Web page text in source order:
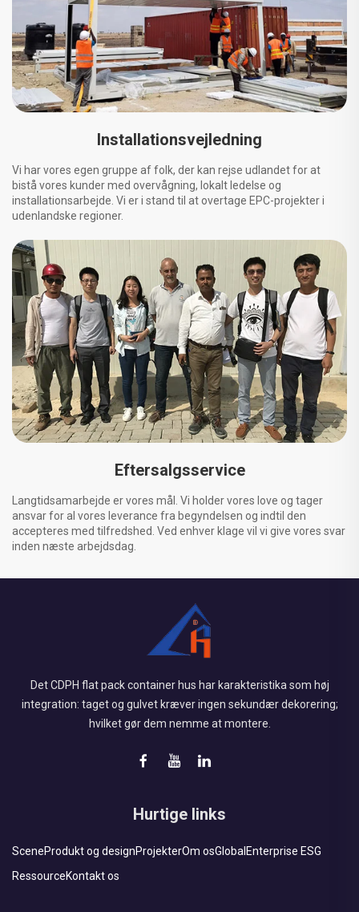
Installationsvejledning
Vi har vores egen gruppe af folk, der kan rejse udlandet for at
bistå vores kunder med overvågning, lokalt ledelse og
installationsarbejde. Vi er i stand til at overtage EPC-projekter i
udenlandske regioner.
Eftersalgsservice
Langtidsamarbejde er vores mål. Vi holder vores love og tager
ansvar for al vores leverance fra begyndelsen og indtil den
accepteres med tilfredshed. Ved enhver klage vil vi give vores svar
inden næste arbejdsdag.
Det CDPH flat pack container hus har karakteristika som høj
integration: taget og gulvet kræver ingen sekundær dekorering;
hvilket gør dem nemme at montere.
Hurtige links
SceneProdukt og designProjekterOm osGlobal Enterprise ESG
RessourceKontakt os